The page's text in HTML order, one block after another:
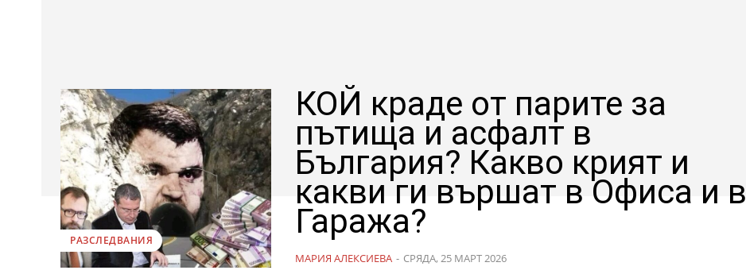
РАЗСЛЕДВАНИЯ
КОЙ краде от парите за
пътища и асфалт в
България? Какво крият и
какви ги вършат в Офиса и в
Гаража?
МАРИЯ АЛЕКСИЕВА - СРЯДА, 25 МАРТ 2026